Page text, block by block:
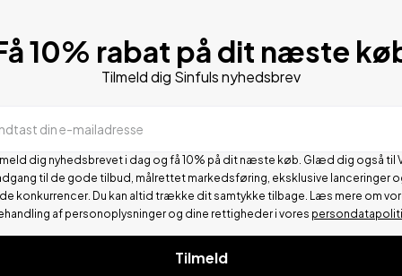
10% rabat på dit næste
Tilmeld dig Sinfuls nyhedsbrev
din e-mailadresse
dig nyhedsbrevet i dag og få 10% på dit næste køb. Glæd dig også til
til de gode tilbud, målrettet markedsføring, eksklusive lanceringer
konkurrencer. Du kan altid trække dit samtykke tilbage. Læs mere om
af personoplysninger og dine rettigheder i vores
Tilmeld